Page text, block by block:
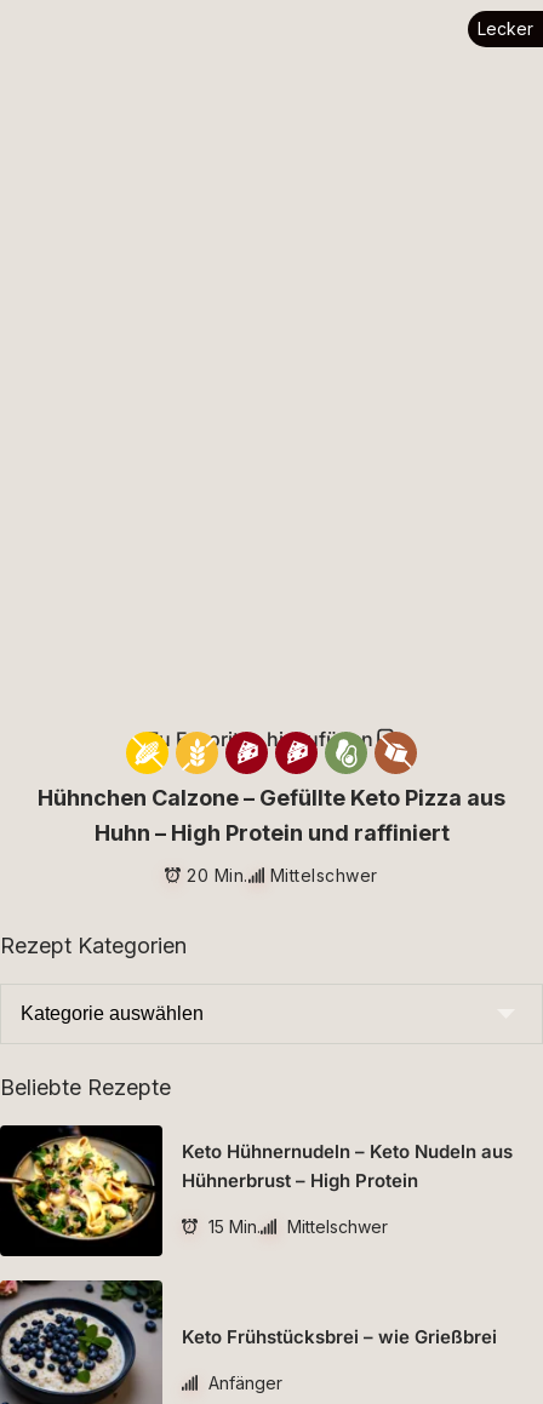
Zu Favoriten hinzufügen
Lecker
Hühnchen Calzone – Gefüllte Keto Pizza aus
Huhn – High Protein und raffiniert
20 Min. Mittelschwer
Rezept Kategorien
Beliebte Rezepte
Keto Hühnernudeln – Keto Nudeln aus
Hühnerbrust – High Protein
15 Min. Mittelschwer
Keto Frühstücksbrei – wie Grießbrei
Anfänger